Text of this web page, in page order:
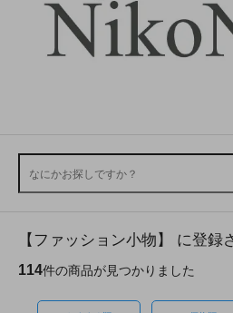
【ファッション小物】 に登録
114件の商品が見つかりました